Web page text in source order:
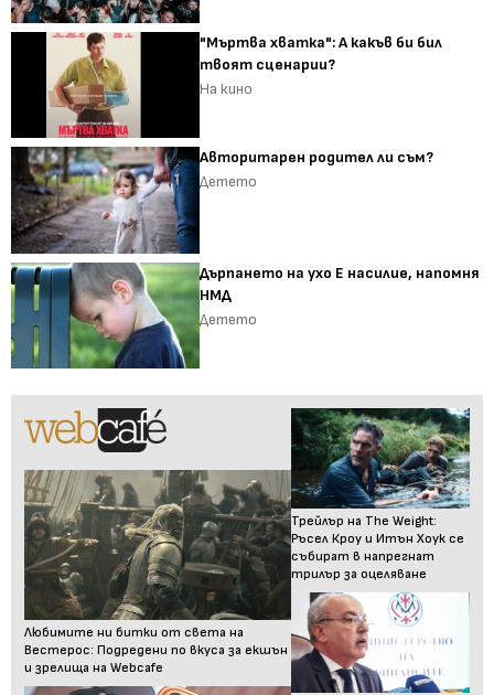
"Мъртва хватка": А какъв би бил
твоят сценарии?
На кино
Авторитарен родител ли съм?
Детето
Дърпането на ухо Е насилие, напомня
НМД
Детето
Любимите ни битки от света на
Вестерос: Подредени по вкуса за екшън
и зрелища на Webcafe
Трейлър на The Weight:
Ръсел Кроу и Итън Хоук се
събират в напрегнат
трилър за оцеляване